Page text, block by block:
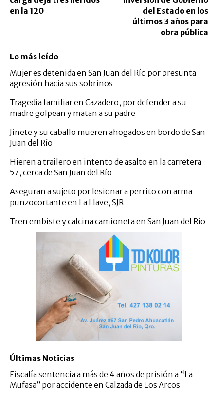
en la 120
del Estado en los
últimos 3 años para
obra pública
Lo más leído
Mujer es detenida en San Juan del Río por presunta
agresión hacia sus sobrinos
Tragedia familiar en Cazadero, por defender a su
madre golpean y matan a su padre
Jinete y su caballo mueren ahogados en bordo de San
Juan del Río
Hieren a trailero en intento de asalto en la carretera
57, cerca de San Juan del Río
Aseguran a sujeto por lesionar a perrito con arma
punzocortante en La Llave, SJR
Tren embiste y calcina camioneta en San Juan del Río
Últimas Noticias
Fiscalía sentencia a más de 4 años de prisión a “La
Mufasa” por accidente en Calzada de Los Arcos